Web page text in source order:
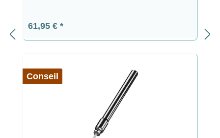
Prix régulier :
61,95 €
Conseil